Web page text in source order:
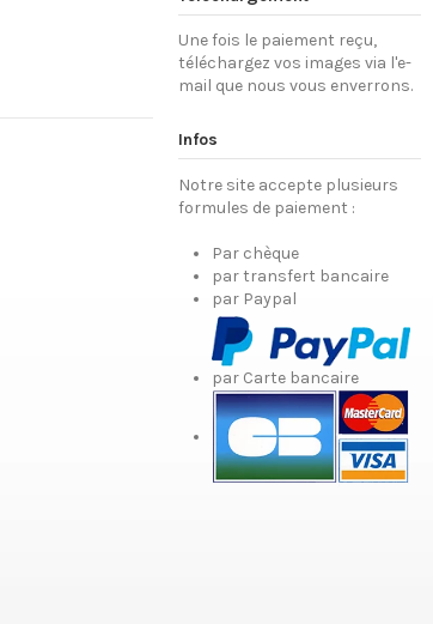
Une fois le paiement reçu,
téléchargez vos images via l'e-
mail que nous vous enverrons.
Infos
Notre site accepte plusieurs
formules de paiement :
Par chèque
par transfert bancaire
par Paypal
par Carte bancaire